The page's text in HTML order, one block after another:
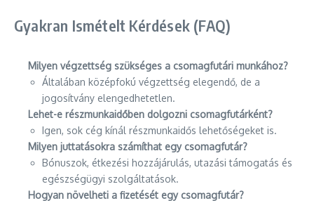
Gyakran Ismételt Kérdések (FAQ)
Milyen végzettség szükséges a csomagfutári munkához?
Általában középfokú végzettség elegendő, de a
jogosítvány elengedhetetlen.
Lehet-e részmunkaidőben dolgozni csomagfutárként?
Igen, sok cég kínál részmunkaidős lehetőségeket is.
Milyen juttatásokra számíthat egy csomagfutár?
Bónuszok, étkezési hozzájárulás, utazási támogatás és
egészségügyi szolgáltatások.
Hogyan növelheti a fizetését egy csomagfutár?